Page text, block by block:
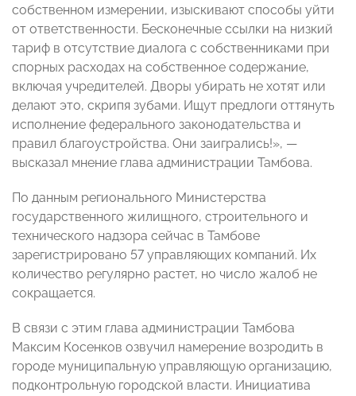
собственном измерении, изыскивают способы уйти
от ответственности. Бесконечные ссылки на низкий
тариф в отсутствие диалога с собственниками при
спорных расходах на собственное содержание,
включая учредителей. Дворы убирать не хотят или
делают это, скрипя зубами. Ищут предлоги оттянуть
исполнение федерального законодательства и
правил благоустройства. Они заигрались!», —
высказал мнение глава администрации Тамбова.
По данным регионального Министерства
государственного жилищного, строительного и
технического надзора сейчас в Тамбове
зарегистрировано 57 управляющих компаний. Их
количество регулярно растет, но число жалоб не
сокращается.
В связи с этим глава администрации Тамбова
Максим Косенков озвучил намерение возродить в
городе муниципальную управляющую организацию,
подконтрольную городской власти. Инициатива